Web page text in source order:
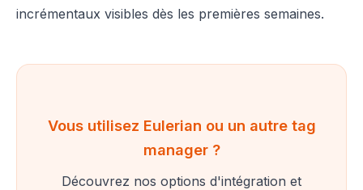
incrémentaux visibles dès les premières semaines.
Vous utilisez Eulerian ou un autre tag
manager ?
Découvrez nos options d'intégration et